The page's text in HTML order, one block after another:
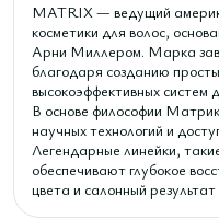
MATRIX — ведущий
косметики для волос,
Арни Миллером. Марка
благодаря созданию
высокоэффективных
В основе философии
научных технологий и
Легендарные линейки,
обеспечивают глубокое
цвета и салонный